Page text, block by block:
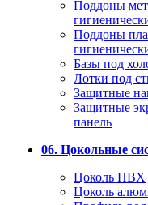
Поддоны
Поддоны
Базы под
Лотки под
Защитные
Защитные
панель
06. Цокольные
Цоколь ПВХ
Цоколь